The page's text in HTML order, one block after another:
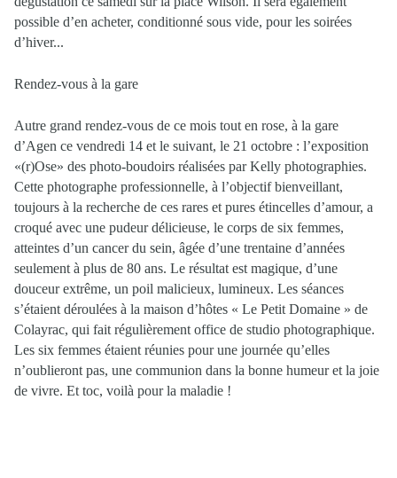
possible d’en acheter, conditionné sous vide, pour les soirées
d’hiver...
Rendez-vous à la gare
Autre grand rendez-vous de ce mois tout en rose, à la gare
d’Agen ce vendredi 14 et le suivant, le 21 octobre : l’exposition
«(r)Ose» des photo-boudoirs réalisées par Kelly photographies.
Cette photographe professionnelle, à l’objectif bienveillant,
toujours à la recherche de ces rares et pures étincelles d’amour, a
croqué avec une pudeur délicieuse, le corps de six femmes,
atteintes d’un cancer du sein, âgée d’une trentaine d’années
seulement à plus de 80 ans. Le résultat est magique, d’une
douceur extrême, un poil malicieux, lumineux. Les séances
s’étaient déroulées à la maison d’hôtes « Le Petit Domaine » de
Colayrac, qui fait régulièrement office de studio photographique.
Les six femmes étaient réunies pour une journée qu’elles
n’oublieront pas, une communion dans la bonne humeur et la joie
de vivre. Et toc, voilà pour la maladie !